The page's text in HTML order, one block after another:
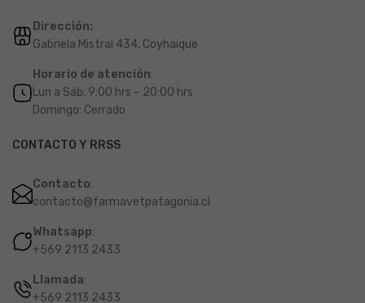
Dirección:
Gabriela Mistral 434, Coyhaique
Horario de atención:
Lun a Sáb: 9:00 hrs – 20:00 hrs
Domingo: Cerrado
CONTACTO Y RRSS
Contacto:
contacto@farmavetpatagonia.cl
Whatsapp:
+569 2113 2433
Llamada:
+569 2113 2433